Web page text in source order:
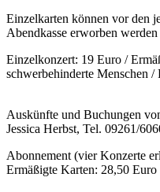
Einzelkarten können vor den
Abendkasse erworben werden
Einzelkonzert: 19 Euro /
schwerbehinderte Menschen
Auskünfte und Buchungen
Jessica Herbst, Tel. 09261/
Abonnement (vier Konzerte
Ermäßigte Karten: 28,50